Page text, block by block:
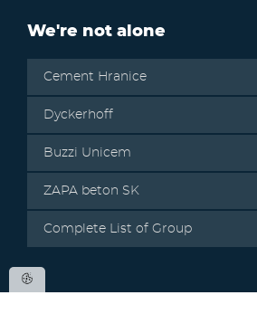
We're not alone
Cement Hranice
Dyckerhoff
Buzzi Unicem
ZAPA beton SK
Complete List of Group